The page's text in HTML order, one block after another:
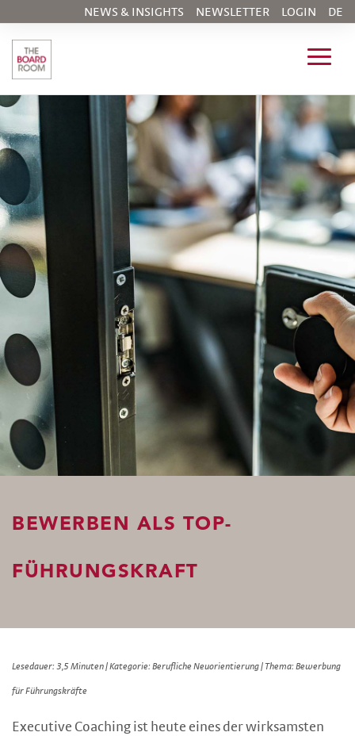
NEWS & INSIGHTS NEWSLETTER LOGIN DE
BEWERBEN ALS TOP-
FÜHRUNGSKRAFT
Lesedauer: 3,5 Minuten | Kategorie: Berufliche Neuorientierung | Thema: Bewerbung
für Führungskräfte
Executive Coaching ist heute eines der wirksamsten